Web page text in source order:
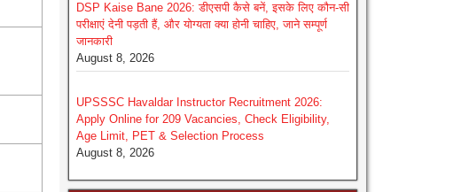
DSP Kaise Bane 2026: डीएसपी कैसे बनें, इसके लिए कौन-सी
परीक्षाएं देनी पड़ती हैं, और योग्यता क्या होनी चाहिए, जाने सम्पूर्ण
जानकारी
August 8, 2026
UPSSSC Havaldar Instructor Recruitment 2026:
Apply Online for 209 Vacancies, Check Eligibility,
Age Limit, PET & Selection Process
August 8, 2026